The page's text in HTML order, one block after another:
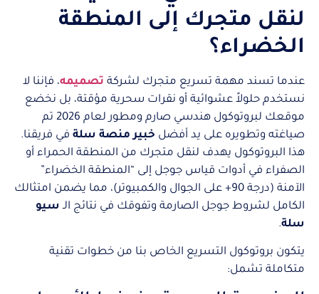
لنقل متجرك إلى المنطقة
الخضراء؟
عندما تسند مهمة تسريع متجرك لشركة تصميمه، فإننا لا
نستخدم حلولاً عشوائية أو نقرات سحرية مؤقتة، بل نخضع
موقعك لبروتوكول هندسي صارم ومطور لعام 2026 تم
صياغته وتطويره على يد أفضل خبير منصة سلة في فريقنا.
هذا البروتوكول يهدف لنقل متجرك من المنطقة الحمراء أو
الصفراء في أدوات قياس جوجل إلى “المنطقة الخضراء”
الآمنة (درجة 90+ على الجوال والكمبيوتر)، مما يضمن امتثالك
الكامل لشروط جوجل الصارمة وتفوقك في نتائج الـ سيو
سلة.
يتكون بروتوكول التسريع الخاص بنا من خطوات تقنية
متكاملة تشمل: